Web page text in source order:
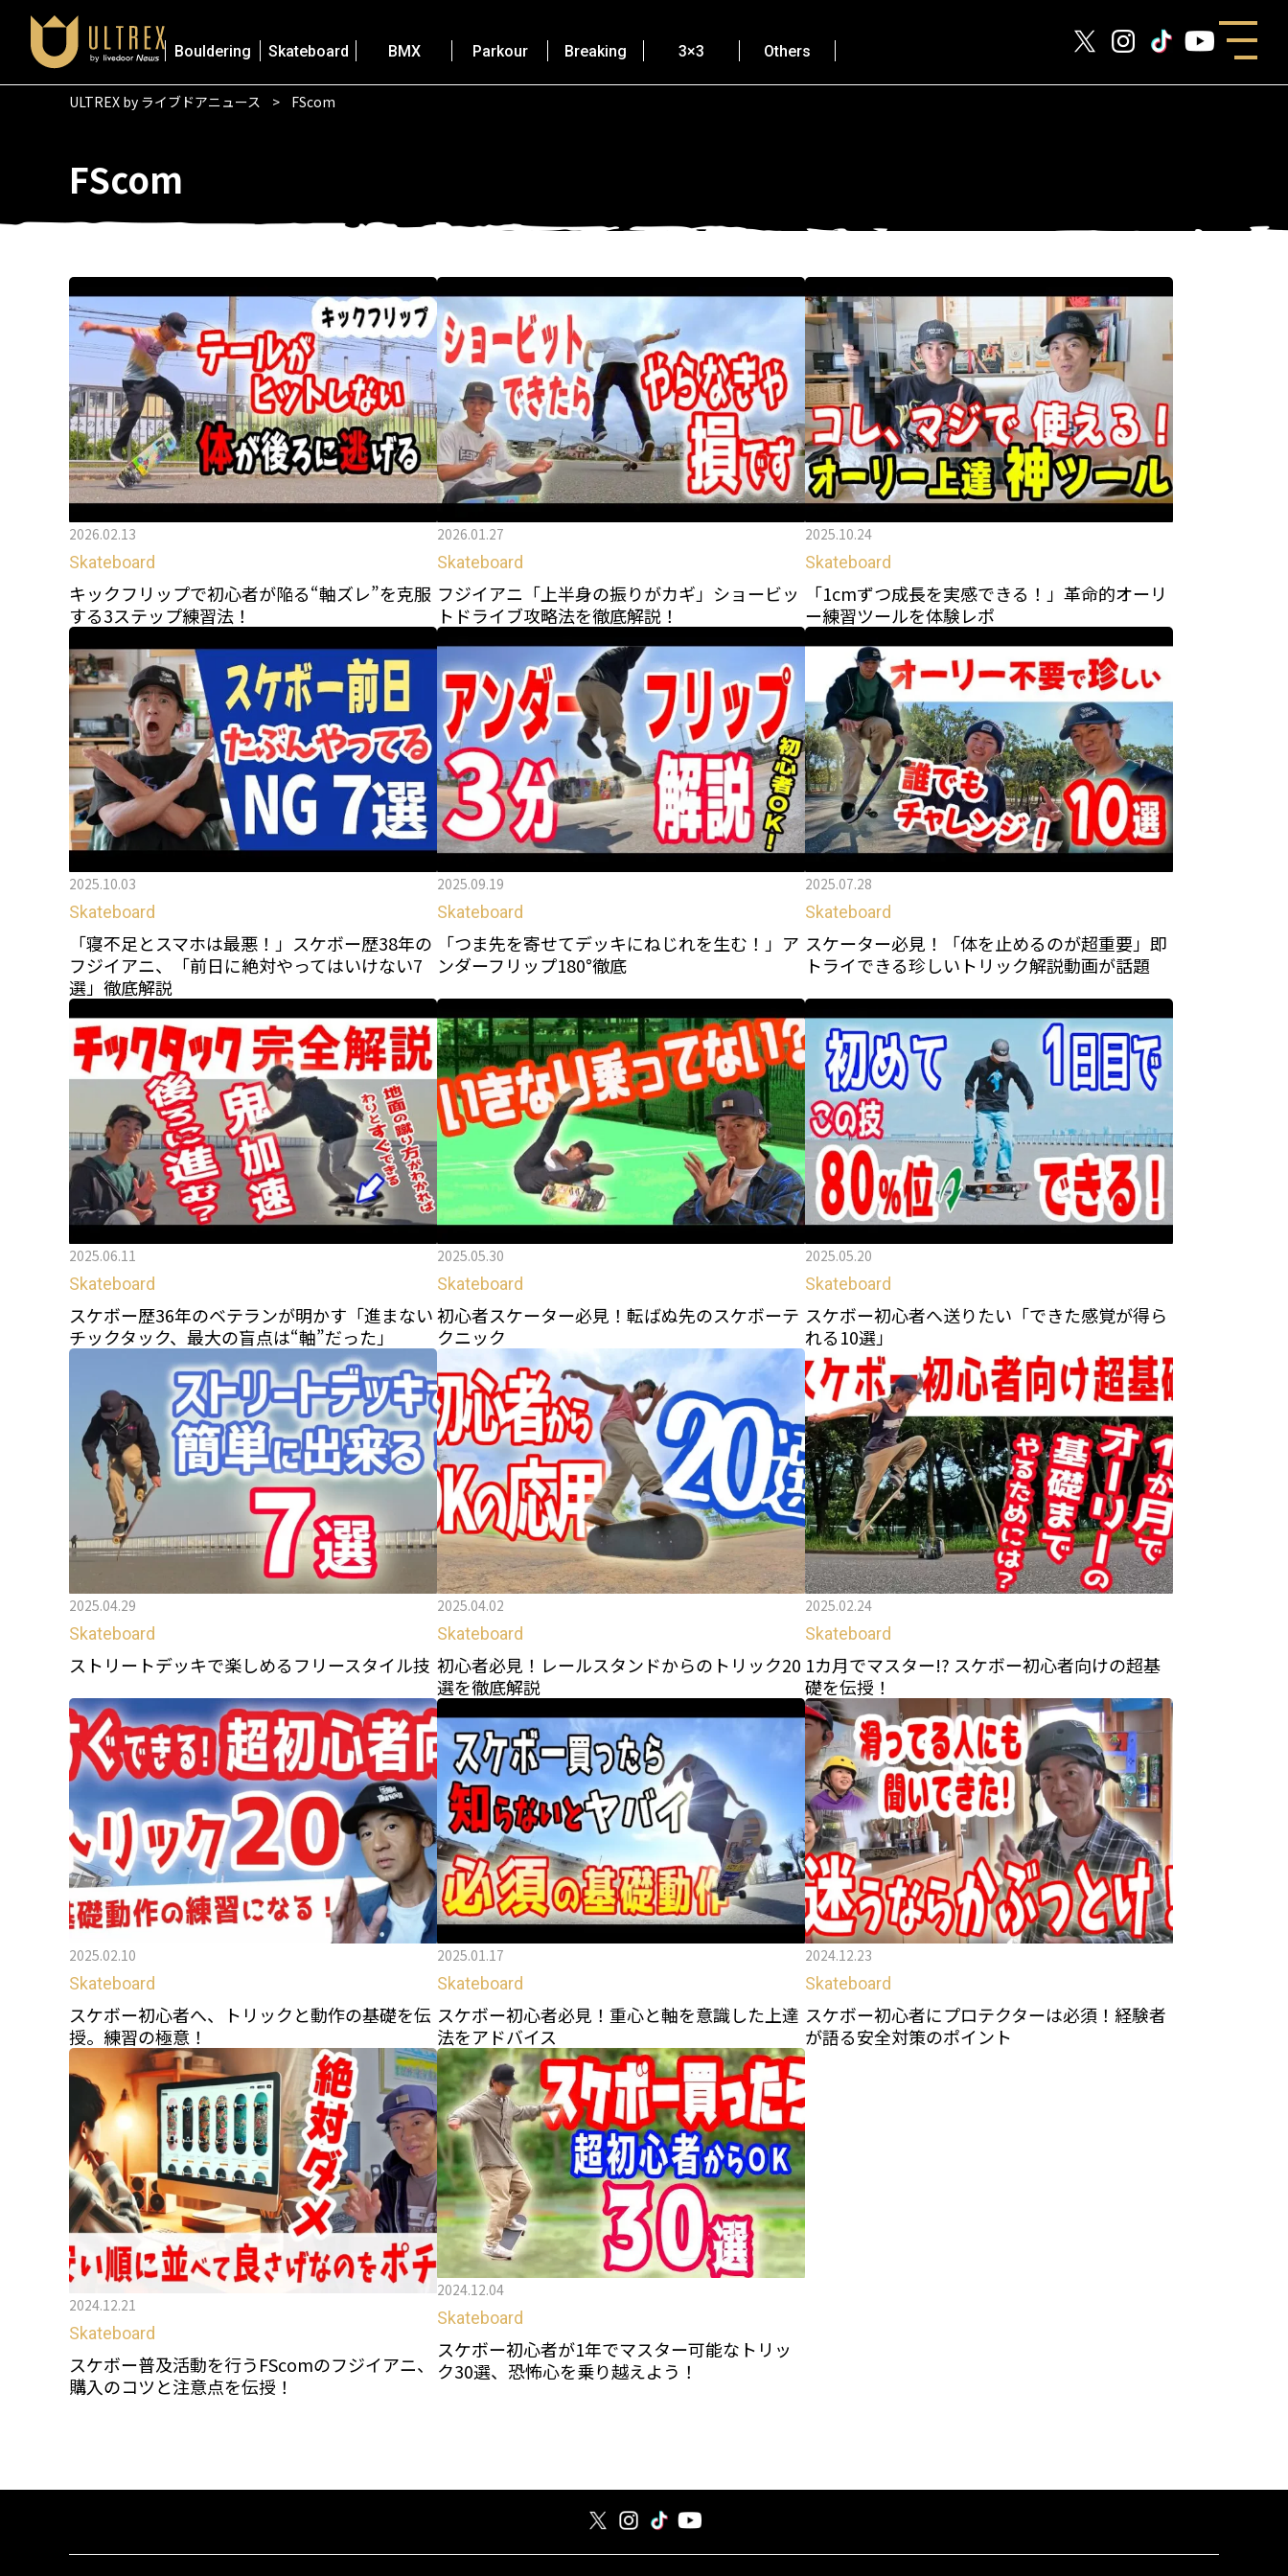
Bouldering Skateboard BMX Parkour Breaking 3×3 Others
ULTREX by ライブドアニュース FScom
FScom
2026.02.13
Skateboard
キックフリップで初心者が陥る“軸ズレ”を克服
する3ステップ練習法！
2026.01.27
Skateboard
フジイアニ「上半身の振りがカギ」ショービッ
トドライブ攻略法を徹底解説！
2025.10.24
Skateboard
「1cmずつ成長を実感できる！」革命的オーリ
ー練習ツールを体験レポ
2025.10.03
Skateboard
「寝不足とスマホは最悪！」スケボー歴38年の
フジイアニ、「前日に絶対やってはいけない7
選」徹底解説
2025.09.19
Skateboard
「つま先を寄せてデッキにねじれを生む！」ア
ンダーフリップ180°徹底
2025.07.28
Skateboard
スケーター必見！「体を止めるのが超重要」即
トライできる珍しいトリック解説動画が話題
2025.06.11
Skateboard
スケボー歴36年のベテランが明かす「進まない
チックタック、最大の盲点は“軸”だった」
2025.05.30
Skateboard
初心者スケーター必見！転ばぬ先のスケボーテ
クニック
2025.05.20
Skateboard
スケボー初心者へ送りたい「できた感覚が得ら
れる10選」
2025.04.29
Skateboard
ストリートデッキで楽しめるフリースタイル技
2025.04.02
Skateboard
初心者必見！レールスタンドからのトリック20
選を徹底解説
2025.02.24
Skateboard
1カ月でマスター!? スケボー初心者向けの超基
礎を伝授！
2025.02.10
Skateboard
スケボー初心者へ、トリックと動作の基礎を伝
授。練習の極意！
2025.01.17
Skateboard
スケボー初心者必見！重心と軸を意識した上達
法をアドバイス
2024.12.23
Skateboard
スケボー初心者にプロテクターは必須！経験者
が語る安全対策のポイント
2024.12.21
Skateboard
スケボー普及活動を行うFScomのフジイアニ、
購入のコツと注意点を伝授！
2024.12.04
Skateboard
スケボー初心者が1年でマスター可能なトリッ
ク30選、恐怖心を乗り越えよう！